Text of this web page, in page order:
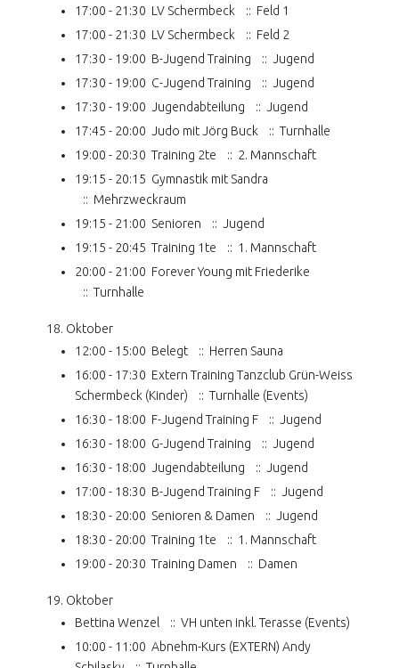
17:00 - 21:30 LV Schermbeck
:: Feld 1
17:00 - 21:30 LV Schermbeck
:: Feld 2
17:30 - 19:00 B-Jugend Training
:: Jugend
17:30 - 19:00 C-Jugend Training
:: Jugend
17:30 - 19:00 Jugendabteilung
:: Jugend
17:45 - 20:00 Judo mit Jörg Buck
:: Turnhalle
19:00 - 20:30 Training 2te
:: 2. Mannschaft
19:15 - 20:15 Gymnastik mit Sandra
:: Mehrzweckraum
19:15 - 21:00 Senioren
:: Jugend
19:15 - 20:45 Training 1te
:: 1. Mannschaft
20:00 - 21:00 Forever Young mit Friederike
:: Turnhalle
18. Oktober
12:00 - 15:00 Belegt
:: Herren Sauna
16:00 - 17:30 Extern Training Tanzclub Grün-Weiss
Schermbeck (Kinder)
:: Turnhalle (Events)
16:30 - 18:00 F-Jugend Training F
:: Jugend
16:30 - 18:00 G-Jugend Training
:: Jugend
16:30 - 18:00 Jugendabteilung
:: Jugend
17:00 - 18:30 B-Jugend Training F
:: Jugend
18:30 - 20:00 Senioren & Damen
:: Jugend
18:30 - 20:00 Training 1te
:: 1. Mannschaft
19:00 - 20:30 Training Damen :: Damen
19. Oktober
Bettina Wenzel
:: VH unten inkl. Terasse (Events)
10:00 - 11:00 Abnehm-Kurs (EXTERN) Andy